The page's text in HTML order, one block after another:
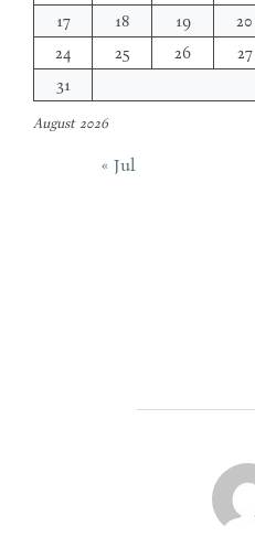
August 2026
17
18 19 20
24
25 26 27
31
« Jul
POST